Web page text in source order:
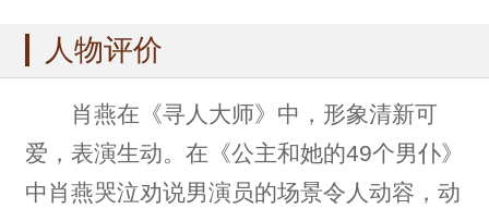
人物评价
肖燕在《寻人大师》中，形象清新可
爱，表演生动。在《公主和她的49个男仆》
中肖燕哭泣劝说男演员的场景令人动容，动